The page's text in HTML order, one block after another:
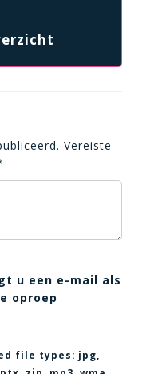
Vereiste
u een e-mail als
oproep
file types: jpg,